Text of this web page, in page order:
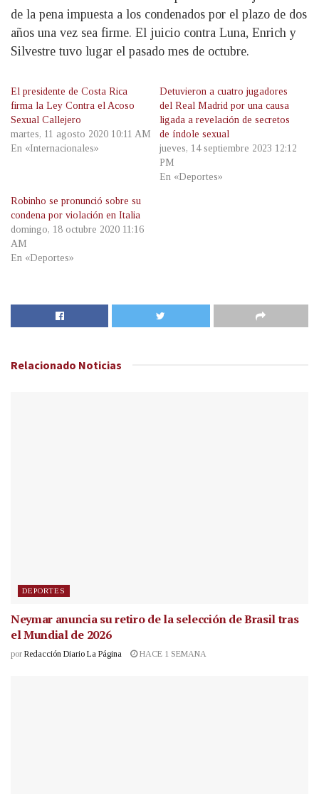
de la pena impuesta a los condenados por el plazo de dos
años una vez sea firme. El juicio contra Luna, Enrich y
Silvestre tuvo lugar el pasado mes de octubre.
El presidente de Costa Rica
firma la Ley Contra el Acoso
Sexual Callejero
martes, 11 agosto 2020 10:11 AM
En «Internacionales»
Detuvieron a cuatro jugadores
del Real Madrid por una causa
ligada a revelación de secretos
de índole sexual
jueves, 14 septiembre 2023 12:12
PM
En «Deportes»
Robinho se pronunció sobre su
condena por violación en Italia
domingo, 18 octubre 2020 11:16
AM
En «Deportes»
Relacionado Noticias
DEPORTES
Neymar anuncia su retiro de la selección de Brasil tras
el Mundial de 2026
por Redacción Diario La Página HACE 1 SEMANA